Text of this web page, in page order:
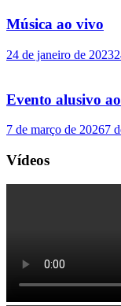
Música ao vivo
24 de janeiro de 2023
Evento alusivo
7 de março de 20267
Vídeos